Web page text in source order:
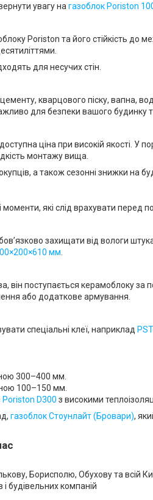
увагу на газоблок Poriston
Poriston та його стійкість до
для несучих стін.
кварцового піску, вапна,
для безпеки вашого будинку
ціна при високій якості. У
монтажу вища.
а також сезонні знижки на
які слід врахувати перед
захищати від вологи
мм
він поступається керамоблоку за
або додаткове армування.
спеціальні клеї, наприклад
300–400 мм.
100–150 мм.
Poriston D300 з високими
газоблок Стоунлайт (Бровари),
Борисполю, Обухову та всій
будівельних компаній